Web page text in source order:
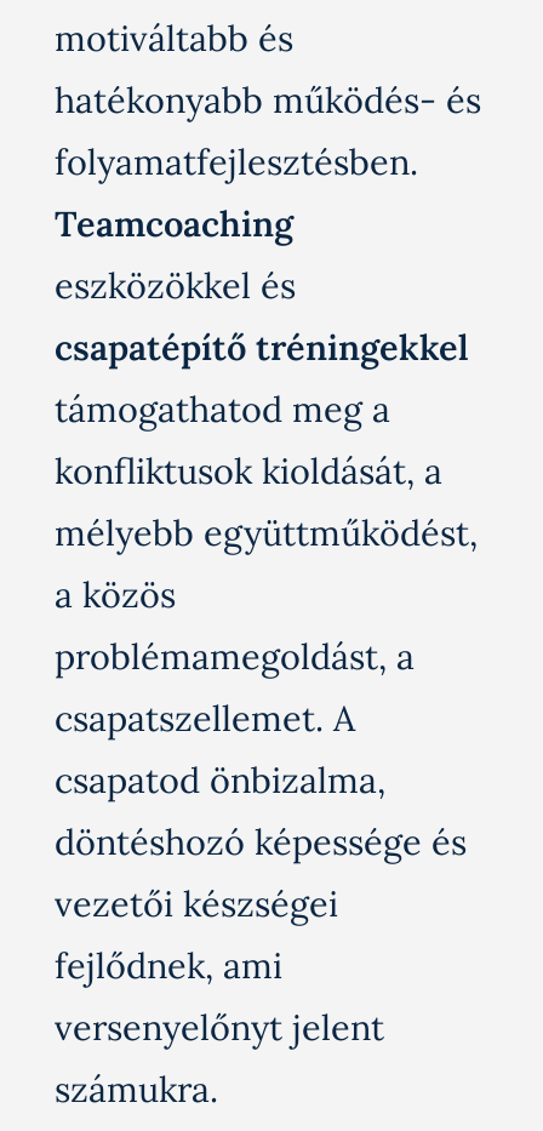
motiváltabb és
hatékonyabb működés- és
folyamatfejlesztésben.
Teamcoaching
eszközökkel és
csapatépítő tréningekkel
támogathatod meg a
konfliktusok kioldását, a
mélyebb együttműködést,
a közös
problémamegoldást, a
csapatszellemet. A
csapatod önbizalma,
döntéshozó képessége és
vezetői készségei
fejlődnek, ami
versenyelőnyt jelent
számukra.